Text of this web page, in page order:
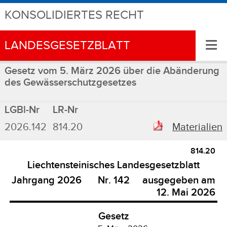
KONSOLIDIERTES RECHT
LANDESGESETZBLATT ≡
Gesetz vom 5. März 2026 über die Abänderung
des Gewässerschutzgesetzes
LGBl-Nr
LR-Nr
2026.142 814.20 Materialien